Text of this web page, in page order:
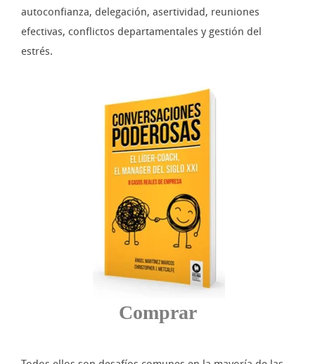
autoconfianza, delegación, asertividad, reuniones
efectivas, conflictos departamentales y gestión del
estrés.
Comprar